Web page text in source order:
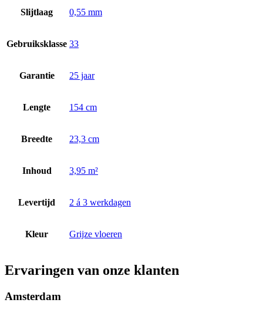
Slijtlaag 0,55 mm
Gebruiksklasse 33
Garantie 25 jaar
Lengte 154 cm
Breedte 23,3 cm
Inhoud 3,95 m²
Levertijd 2 á 3 werkdagen
Kleur Grijze vloeren
Ervaringen van onze klanten
Amsterdam